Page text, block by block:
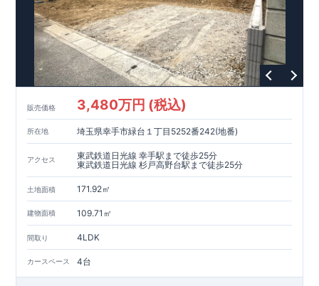
家計にやさしい住宅性能
長期優良住宅 住宅ローン控除額の優遇、 固定資産税の減額期間
延長など 税制面でのメリットが受けられます。
耐震等級３ ＋制震ダンパー 建築基準法の1.5倍の耐震性。
地震保
険の割引（最大50％）対象です。
現地のご案内・資料請求 受付中
完成イメージ・建物仕様について
ご説明が可能です。
まずはお気軽にお問い合わせください。
TEL：0120-44-1081
（ 18:30／火水曜休み）
販売価格 3,480万円 (税込)
所在地 埼玉県幸手市緑台１丁目5252番242(地番)
アクセス
東武鉄道日光線 幸手駅まで徒歩25分
東武鉄道日光線 杉戸高野台駅まで徒歩25分
土地面積 171.92㎡
建物面積 109.71㎡
間取り 4LDK
カースペース 4台